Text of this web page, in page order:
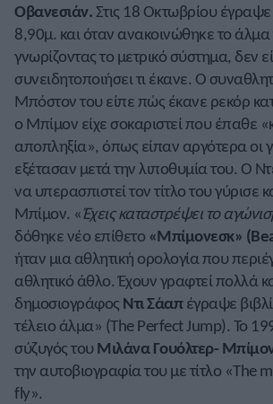
Οβανεσιάν.Στις 18 Οκτωβρίου έγραψε
8,90μ. και όταν ανακοινώθηκε το
γνωρίζοντας το μετρικό σύστημα, δεν
συνειδητοποιήσει τι έκανε. Ο
Μπόστον του είπε πώς έκανε ρεκόρ
ο Μπίμον είχε σοκαριστεί που έπαθε
αποπληξία», όπως είπαν αργότερα οι
εξέτασαν μετά την λιποθυμία του. Ο
να υπερασπιστεί τον τίτλο του γύρισε
Μπίμον. «Έχεις καταστρέψει το
δόθηκε νέο επίθετο «Μπίμονεσκ»
ήταν μια αθλητική ορολογία που
αθλητικό άθλο. Έχουν γραφτεί πολλά
δημοσιογράφος Ντι Σάαπέγραψε
τέλειο άλμα» (The Perfect Jump). Το
σύζυγός του Μιλάνα Γουόλτερ-
την αυτοβιογραφία του με τίτλο «The
fly».